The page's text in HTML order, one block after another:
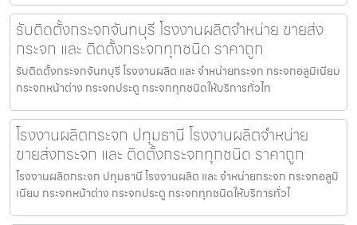
รับติดตั้งกระจกจันทบุรี โรงงานผลิตจำหน่าย ขายส่ง
กระจก และ ติดตั้งกระจกทุกชนิด ราคาถูก
รับติดตั้งกระจกจันทบุรี โรงงานผลิต และ จำหน่ายกระจก กระจกอลูมิเนียม
กระจกหน้าต่าง กระจกประตู กระจกทุกชนิดให้บริการทั่วไท
โรงงานผลิตกระจก ปทุมธานี โรงงานผลิตจำหน่าย
ขายส่งกระจก และ ติดตั้งกระจกทุกชนิด ราคาถูก
โรงงานผลิตกระจก ปทุมธานี โรงงานผลิต และ จำหน่ายกระจก กระจกอลูมิ
เนียม กระจกหน้าต่าง กระจกประตู กระจกทุกชนิดให้บริการทั่วไ